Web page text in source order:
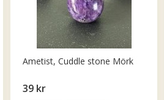
Ametist, Cuddle stone Mörk
39 kr